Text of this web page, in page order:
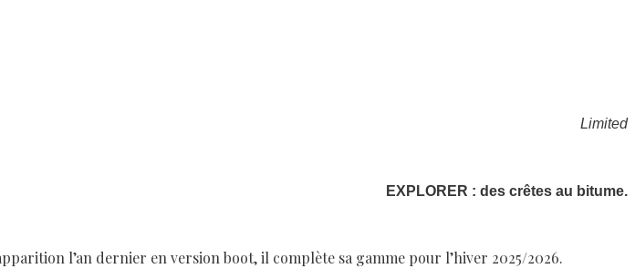
Limited
EXPLORER : des crêtes au bitume.
l’an dernier en version boot, il complète sa gamme pour l’hiver 2025/2026.